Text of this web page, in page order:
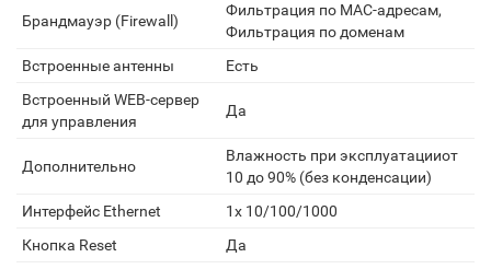
Брандмауэр (Firewall)
Фильтрация по MAC-адресам,
Фильтрация по доменам
Встроенные антенны
Есть
Встроенный WEB-сервер
для управления
Да
Дополнительно
Влажность при эксплуатацииот
10 до 90% (без конденсации)
Интерфейс Ethernet
1x 10/100/1000
Кнопка Reset
Да